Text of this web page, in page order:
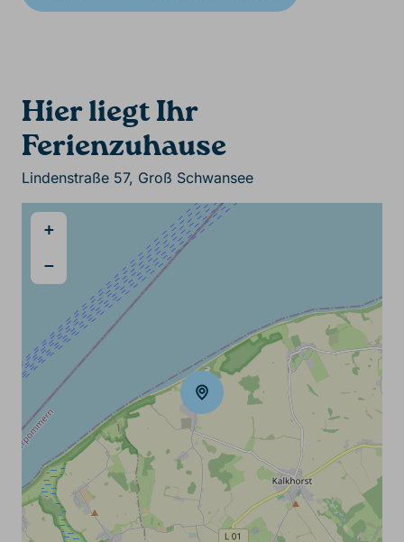
Hier liegt Ihr
Ferienzuhause
Lindenstraße 57, Groß Schwansee
+
−